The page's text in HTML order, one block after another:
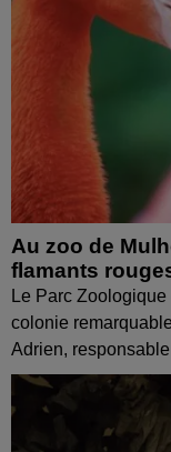
Au zoo de
flamants
Le Parc
colonie
Adrien,